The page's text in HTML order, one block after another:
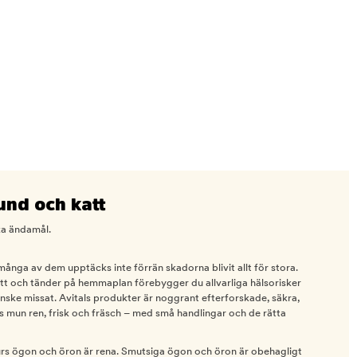
och katt
ändamål.
av dem upptäcks inte förrän skadorna blivit allt för stora.
och tänder på hemmaplan förebygger du allvarliga hälsorisker
missat. Avitals produkter är noggrant efterforskade, säkra,
ren, frisk och fräsch – med små handlingar och de rätta
ögon och öron är rena. Smutsiga ögon och öron är obehagligt